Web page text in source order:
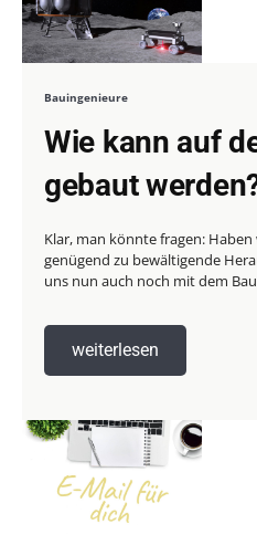
Bauingenieure
Wie kann auf
gebaut
Klar, man könnte fragen:
genügend zu bewältigende
uns nun auch noch mit dem
weiterlesen